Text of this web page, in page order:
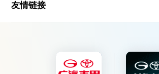
友情链接